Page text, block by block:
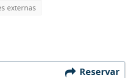
externas
Reservar